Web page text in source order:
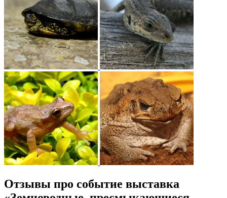
Отзывы про событие выставка